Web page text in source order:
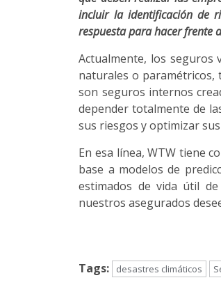
incluir la identificación de
respuesta para hacer frente
Actualmente, los seguros
naturales o paramétricos,
son seguros internos
depender totalmente de
sus riesgos y optimizar
En esa línea, WTW tiene
base a modelos de
estimados de vida útil
nuestros asegurados
Tags: desastres climáticos